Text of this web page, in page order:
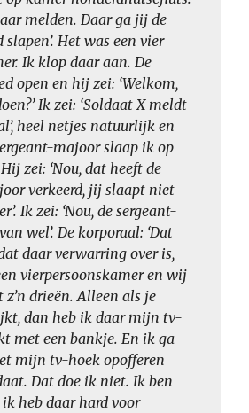
melden. Daar ga jij de
Het was een vier
Ik klop daar aan. De
open en hij zei: ‘Welkom,
Ik zei: ‘Soldaat X meldt
heel netjes natuurlijk en
majoor slaap ik op
zei: ‘Nou, dat heeft de
verkeerd, jij slaapt niet
Ik zei: ‘Nou, de sergeant-
wel’. De korporaal: ‘Dat
daar verwarring over is,
vierpersoonskamer en wij
drieën. Alleen als je
dan heb ik daar mijn tv-
met een bankje. En ik ga
mijn tv-hoek opofferen
Dat doe ik niet. Ik ben
heb daar hard voor